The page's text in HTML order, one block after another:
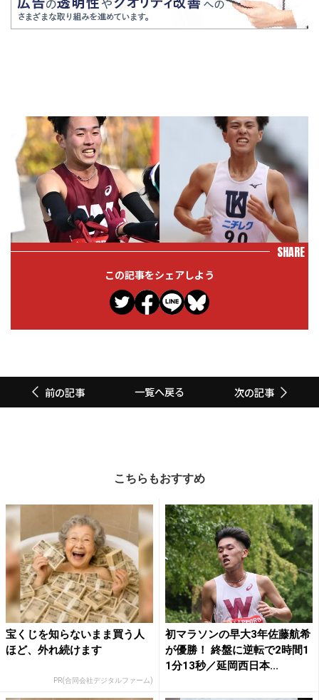
SHARE
この記事をシェアしよう
前の記事 一覧へ戻る 次の記事
こちらもおすすめ
宝くじを知らないまま買う人
ほど、外れ続けます
PR(合同会社デジタルファーム)
初マラソンの早大3年佐藤航希
が優勝！ 終盤に逆転で2時間1
1分13秒／延岡西日本...